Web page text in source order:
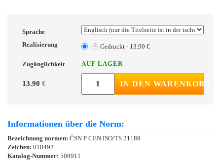
Sprache
Realisierung
Gedruckt - 13.90 €
Zugänglichkeit AUF LAGER
13.90 € IN DEN WARENKORB
Informationen über die Norm:
Bezeichnung normen: ČSN P CEN ISO/TS 21189
Zeichen: 018492
Katalog-Nummer: 508911